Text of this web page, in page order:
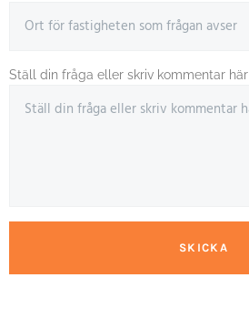
Ställ din fråga eller skriv kommentar här
SKICKA